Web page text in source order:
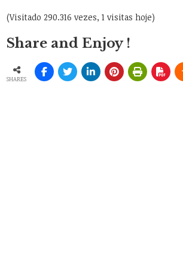
(Visitado 290.316 vezes, 1 visitas hoje)
Share and Enjoy !
SHARES